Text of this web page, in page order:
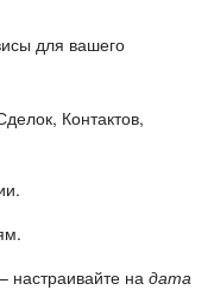
для вашего
Контактов,
настраивайте на дата